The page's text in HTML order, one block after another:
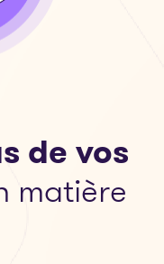
de vos
matière